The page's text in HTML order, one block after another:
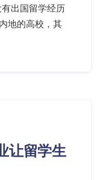
出国留学经历
地的高校，其
让留学生